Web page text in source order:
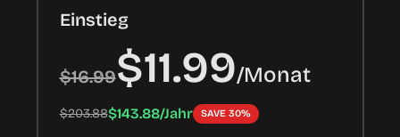
Einstieg
$16.99$11.99/Monat
$203.88$143.88/Jahr SAVE 30%